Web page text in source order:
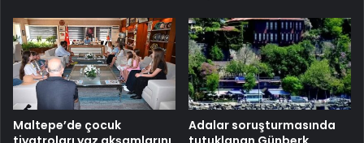
Maltepe’de çocuk
Adalar soruşturmasında